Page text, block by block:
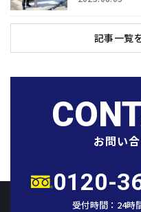
記事一覧
お問い
0120-
受付時間： 24時